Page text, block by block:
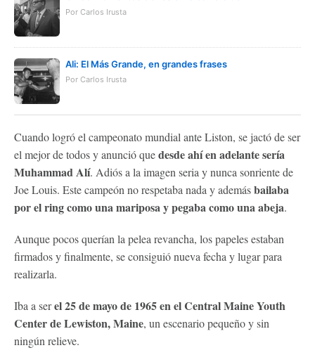
Por Carlos Irusta
Ali: El Más Grande, en grandes frases
Por Carlos Irusta
Cuando logró el campeonato mundial ante Liston, se jactó de ser
el mejor de todos y anunció quedesde ahí en adelante sería
Muhammad Alí. Adiós a la imagen seria y nunca sonriente de
Joe Louis. Este campeón no respetaba nada y ademásbailaba
por el ring como una mariposa y pegaba como una abeja.
Aunque pocos querían la pelea revancha, los papeles estaban
firmados y finalmente, se consiguió nueva fecha y lugar para
realizarla.
Iba a serel 25 de mayo de 1965 en el Central Maine Youth
Center de Lewiston, Maine, un escenario pequeño y sin
ningún relieve.